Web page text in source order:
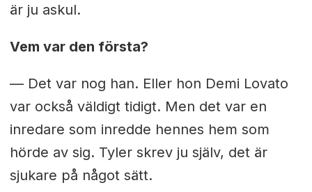
är ju askul.
Vem var den första?
— Det var nog han. Eller hon Demi Lovato
var också väldigt tidigt. Men det var en
inredare som inredde hennes hem som
hörde av sig. Tyler skrev ju själv, det är
sjukare på något sätt.